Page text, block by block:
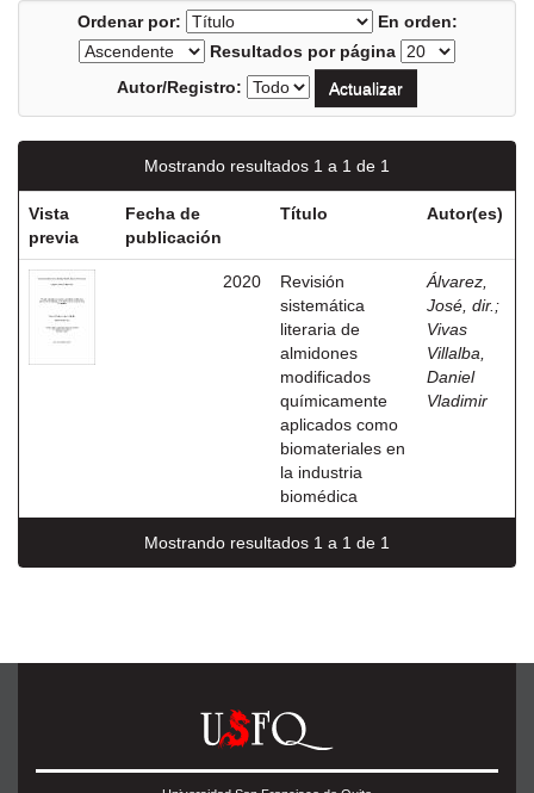
Ordenar por:
En orden:
Resultados por página
Autor/Registro:
Mostrando resultados 1 a 1 de 1
Vista
previa
Fecha de
publicación
Título Autor(es)
2020
Revisión
sistemática
literaria de
almidones
modificados
químicamente
aplicados como
biomateriales en
la industria
biomédica
Álvarez,
José, dir. ;
Vivas
Villalba,
Daniel
Vladimir
Mostrando resultados 1 a 1 de 1